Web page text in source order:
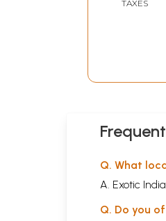
TAXES
Q. What
A. Exotic
Q. Do you